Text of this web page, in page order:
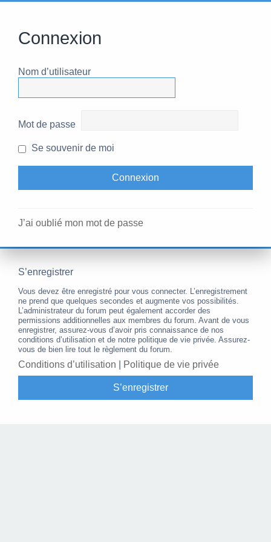
Connexion
Nom d’utilisateur
Mot de passe
Se souvenir de moi
J’ai oublié mon mot de passe
S’enregistrer
Vous devez être enregistré pour vous connecter. L’enregistrement
ne prend que quelques secondes et augmente vos possibilités.
L’administrateur du forum peut également accorder des
permissions additionnelles aux membres du forum. Avant de vous
enregistrer, assurez-vous d’avoir pris connaissance de nos
conditions d’utilisation et de notre politique de vie privée. Assurez-
vous de bien lire tout le règlement du forum.
Conditions d’utilisation Politique de vie privée
S’enregistrer